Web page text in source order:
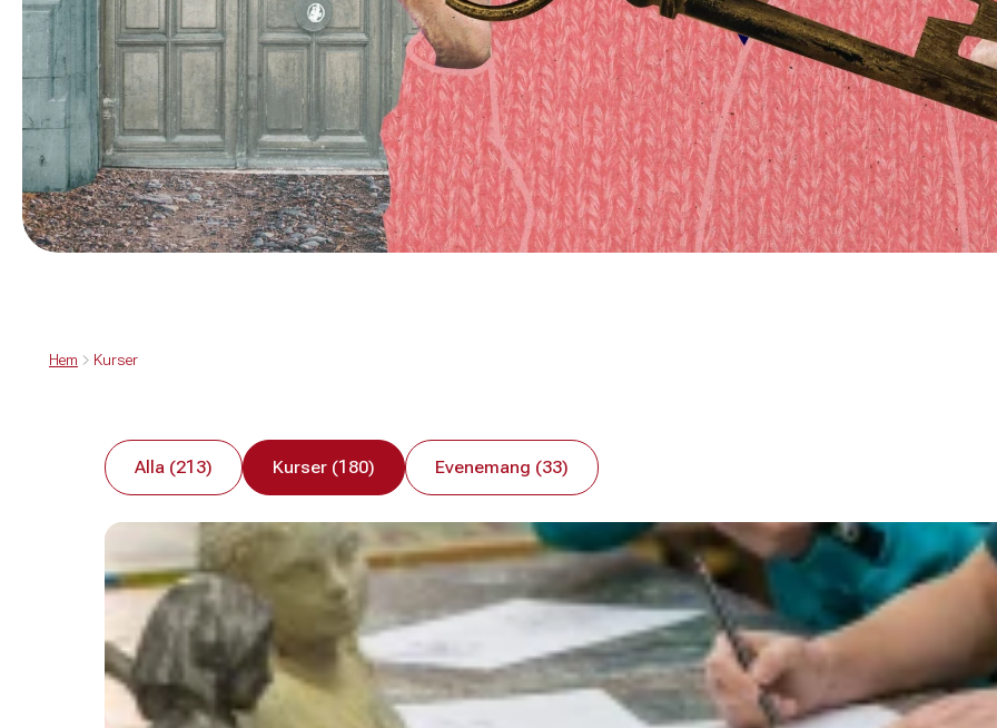
Hem Kurser
Alla (213) Kurser (180) Evenemang (33)